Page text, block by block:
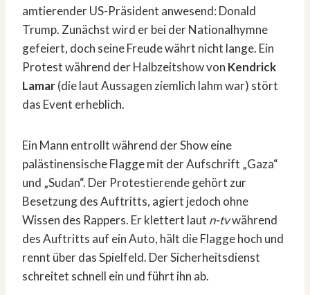
amtierender US-Präsident anwesend: Donald
Trump. Zunächst wird er bei der Nationalhymne
gefeiert, doch seine Freude währt nicht lange. Ein
Protest während der Halbzeitshow von Kendrick
Lamar(die laut Aussagen ziemlich lahm war) stört
das Event erheblich.
Ein Mann entrollt während der Show eine
palästinensische Flagge mit der Aufschrift „Gaza“
und „Sudan“. Der Protestierende gehört zur
Besetzung des Auftritts, agiert jedoch ohne
Wissen des Rappers. Er klettert laut n-tvwährend
des Auftritts auf ein Auto, hält die Flagge hoch und
rennt über das Spielfeld. Der Sicherheitsdienst
schreitet schnell ein und führt ihn ab.